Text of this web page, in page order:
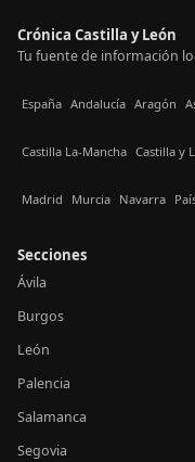
Crónica Castilla y León
Tu fuente de información
España Andalucía Aragón
Castilla La-Mancha Castilla y
Madrid Murcia Navarra
Secciones
Ávila
Burgos
León
Palencia
Salamanca
Segovia